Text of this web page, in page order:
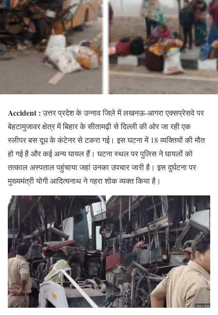
Accident :उत्तर प्रदेश के उन्नाव जिले में लखनऊ-आगरा एक्सप्रेसवे पर
बेहटामुजावर क्षेत्र में बिहार के सीतामढ़ी से दिल्ली की ओर जा रही एक
स्लीपर बस दूध के कंटेनर से टकरा गई। इस घटना में 18 व्यक्तियों की मौत
हो गई है और कई अन्य घायल हैं। घटना स्थल पर पुलिस ने घायलों को
तत्काल अस्पताल पहुंचाया जहां उनका उपचार जारी है। इस दुर्घटना पर
मुख्यमंत्री योगी आदित्यनाथ ने गहरा शोक व्यक्त किया है।